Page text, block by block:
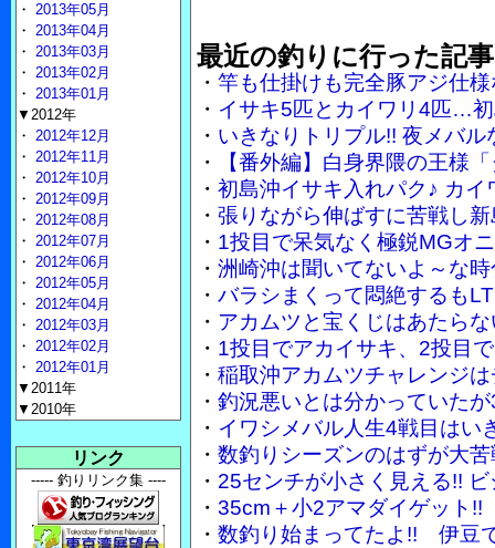
最近の釣りに行った記事
・ 竿も仕掛けも完全豚アジ仕
・ イサキ5匹とカイワリ4匹…
・ いきなりトリプル!! 夜メバ
・
【番外編】白身界隈の王様
・ 初島沖イサキ入れパク♪ カ
・ 張りながら伸ばすに苦戦し
・ 1投目で呆気なく極鋭MGオ
・ 洲崎沖は聞いてないよ～な
・ バラシまくって悶絶するも
・ アカムツと宝くじはあたら
・ 1投目でアカイサキ、2投目
・ 稲取沖アカムツチャレンジ
・ 釣況悪いとは分かっていた
・ イワシメバル人生4戦目はい
・ 数釣りシーズンのはずが大
・ 25センチが小さく見える!!
・ 35cm＋小2アマダイゲット
・ 数釣り始まってたよ!! 伊豆
・ 2013年05月
・ 2013年04月
・ 2013年03月
・ 2013年02月
・ 2013年01月
▼2012年
・ 2012年12月
・ 2012年11月
・ 2012年10月
・ 2012年09月
・ 2012年08月
・ 2012年07月
・ 2012年06月
・ 2012年05月
・ 2012年04月
・ 2012年03月
・ 2012年02月
・ 2012年01月
▼2011年
▼2010年
リンク
----- 釣りリンク集 ----